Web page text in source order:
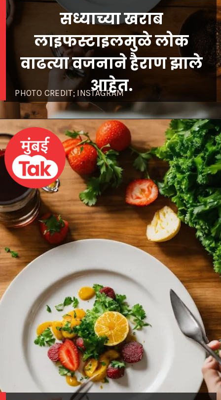
PHOTO CREDIT; INSTAGRAM
सध्याच्या खराब
लाइफस्टाइलमुळे लोक
वाढत्या वजनाने हैराण झाले
आहेत.